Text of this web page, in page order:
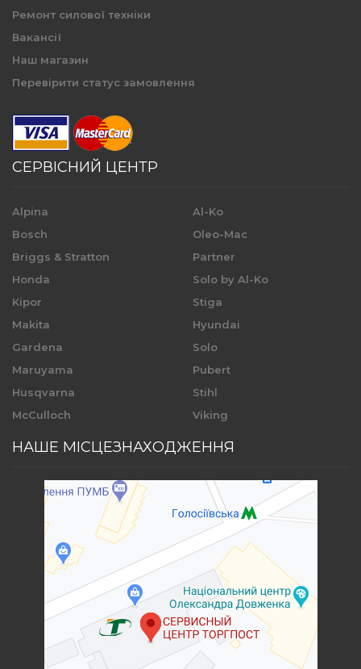
Ремонт силової техніки
Вакансії
Наш магазин
Перевірити статус замовлення
СЕРВІСНИЙ ЦЕНТР
Alpina
Bosch
Briggs & Stratton
Honda
Kipor
Makita
Gardena
Maruyama
Husqvarna
McCulloch
Al-Ko
Oleo-Mac
Partner
Solo by Al-Ko
Stiga
Hyundai
Solo
Pubert
Stihl
Viking
НАШЕ МІСЦЕЗНАХОДЖЕННЯ